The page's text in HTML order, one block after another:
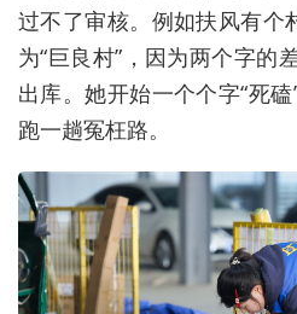
过不了审核。例如扶风有个
为“巨良村”，因为两个字的
出库。她开始一个个字“死
跑一趟冤枉路。